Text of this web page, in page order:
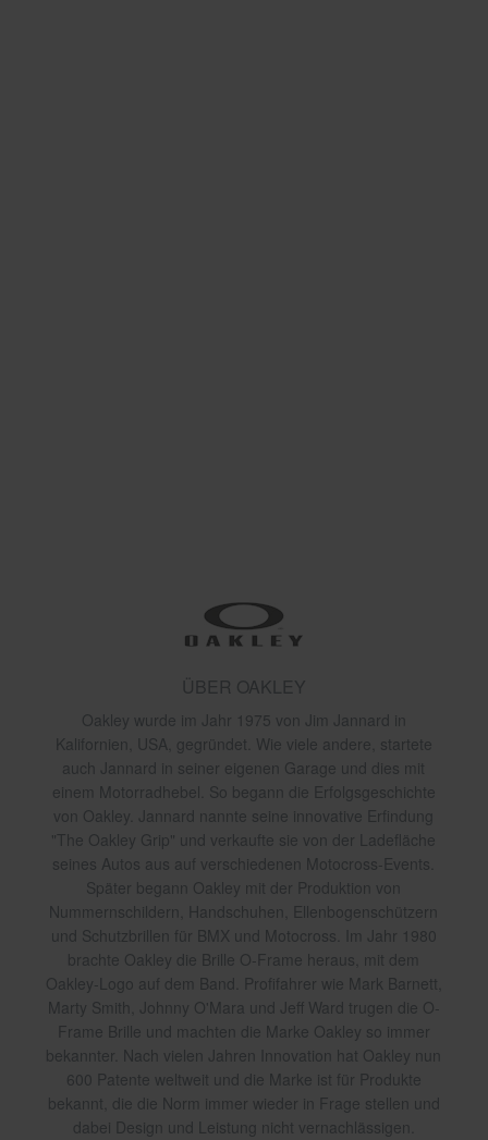
ÜBER OAKLEY
Oakley wurde im Jahr 1975 von Jim Jannard in
Kalifornien, USA, gegründet. Wie viele andere, startete
auch Jannard in seiner eigenen Garage und dies mit
einem Motorradhebel. So begann die Erfolgsgeschichte
von Oakley. Jannard nannte seine innovative Erfindung
"The Oakley Grip" und verkaufte sie von der Ladefläche
seines Autos aus auf verschiedenen Motocross-Events.
Später begann Oakley mit der Produktion von
Nummernschildern, Handschuhen, Ellenbogenschützern
und Schutzbrillen für BMX und Motocross. Im Jahr 1980
brachte Oakley die Brille O-Frame heraus, mit dem
Oakley-Logo auf dem Band. Profifahrer wie Mark Barnett,
Marty Smith, Johnny O'Mara und Jeff Ward trugen die O-
Frame Brille und machten die Marke Oakley so immer
bekannter. Nach vielen Jahren Innovation hat Oakley nun
600 Patente weltweit und die Marke ist für Produkte
bekannt, die die Norm immer wieder in Frage stellen und
dabei Design und Leistung nicht vernachlässigen.